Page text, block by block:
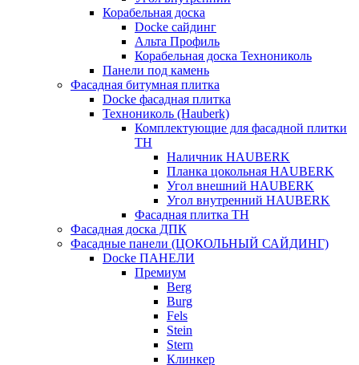
Корабельная доска
Docke сайдинг
Альта Профиль
Корабельная доска Технониколь
Панели под камень
Фасадная битумная плитка
Docke фасадная плитка
Технониколь (Hauberk)
Комплектующие для фасадной плитки
ТН
Наличник HAUBERK
Планка цокольная HAUBERK
Угол внешний HAUBERK
Угол внутренний HAUBERK
Фасадная плитка ТН
Фасадная доска ДПК
Фасадные панели (ЦОКОЛЬНЫЙ САЙДИНГ)
Docke ПАНЕЛИ
Премиум
Berg
Burg
Fels
Stein
Stern
Клинкер